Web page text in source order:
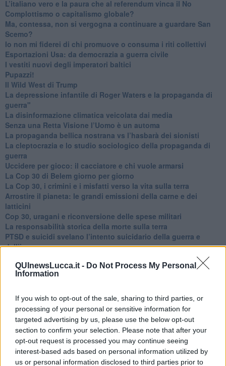
QUInewsLucca.it - Do Not Process My Personal
Information
If you wish to opt-out of the sale, sharing to third parties, or
processing of your personal or sensitive information for
targeted advertising by us, please use the below opt-out
section to confirm your selection. Please note that after your
opt-out request is processed you may continue seeing
interest-based ads based on personal information utilized by
us or personal information disclosed to third parties prior to
L’italiano vero e la paura che al referendum vinca il No
​Complottismo o capitalismo globale?
​Ma, contessa, non si vergogna a continuare a guardare San
Scemo?
​Io non mi fiderei di chi promuove o consuma i riti collettivi
Esportazioni Usa: da democrazia a guerra civile
​I vestiti nuovi degli imperatori baltici
​Pupazzi!
​Il Wild West di Trump
​La depressione infantile di Roger Waters e la propaganda di
guerra"
​La disinformazione climatica veicolata dai media
Senza una Retta Visione l’Uomo è un automa
​La propaganda bellica nostrana vs l’hasbarà dei sionisti
​La cleptocrazia e lo studio sociologico della propaganda di
guerra
​Uccidere per gioco: il cacciatore e chi vuole armarsi
​La Cop 30 di Belem giorno per giorno
La Cop 30, i crimini e i misfatti verso la vita sulla terra
Arrostire il pianeta: le grandi emissioni della carne e dei
latticini
​Cop 30, uragani e riconversione delle spese militari
La responsabilità storica della morte sulla terra
PTSD e suicidi svelano l’intento suicidario della guerra e
dell’ignoranza
​Il tecno-fascismo e i suoi nemici delusi
​I comici e il vittimismo paranoideo al potere
Le Pax imperiali e Tianxia (prima parte)
Un mondo condiviso a misura di bambino
​Un chiarimento, Chris Hedges e qualche domanda
Il velleitarismo di Trump, dell’UE e di Darwin
​Karen Horney e il ponte sullo Stretto
​I bulli vanno isolati
L’invertebrata von der Leyen e il Lula-risk